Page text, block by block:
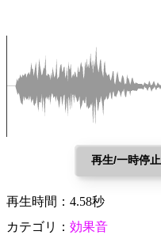
再生/一時停止
再生時間：4.58秒
カテゴリ： 効果音